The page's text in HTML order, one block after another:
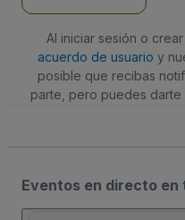
Al iniciar sesión o
acuerdo de usuario y
posible que recibas
parte, pero puedes darte
Eventos en directo en